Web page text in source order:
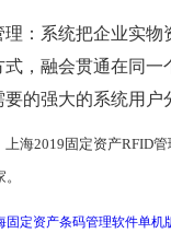
理：系统把企业实
式，融会贯通在同
的强大的系统用户
上海2019固定资产RFID
固定资产条码管理软件单机